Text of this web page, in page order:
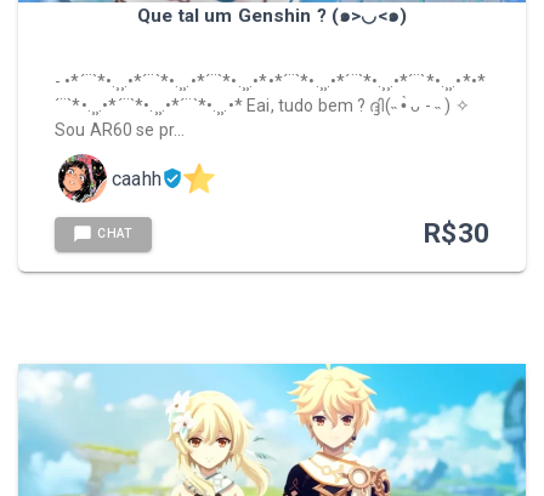
genshin
Que tal um Genshin ? (๑>◡<๑)
- •*´¨`*•.¸¸.•*´¨`*•.¸¸.•*´¨`*•.¸¸.•*•*´¨`*•.¸¸.•*´¨`*•.¸¸.•*´¨`*•.¸¸.•*•*
´¨`*•.¸¸.•*´¨`*•.¸¸.•*´¨`*•.¸¸.•* Eai, tudo bem ? ദ്ദി(˵ •̀ ᴗ - ˵ ) ✧
Sou AR60 se pr…
caahh
CHAT R$30